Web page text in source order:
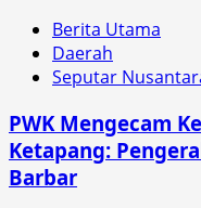
Berita Utama
Daerah
Seputar
PWK Mengecam
Ketapang:
Barbar